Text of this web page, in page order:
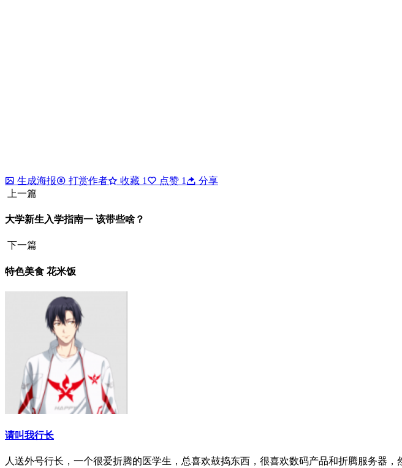
生成海报 打赏作者 收藏 1 点赞 1
分享
上一篇
大学新生入学指南一 该带些啥？
下一篇
特色美食 花米饭
请叫我行长
人送外号行长，一个很爱折腾的医学生，总喜欢鼓捣东西，很喜欢数码产品和折腾服务器